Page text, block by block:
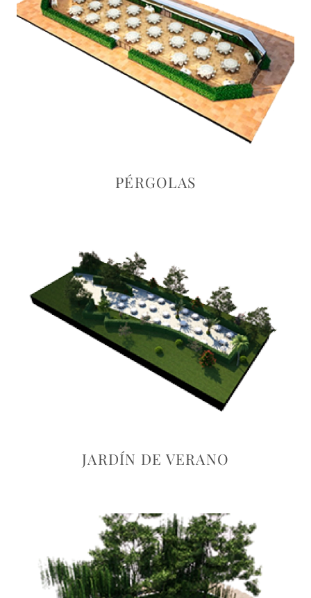
PÉRGOLAS
JARDÍN DE VERANO